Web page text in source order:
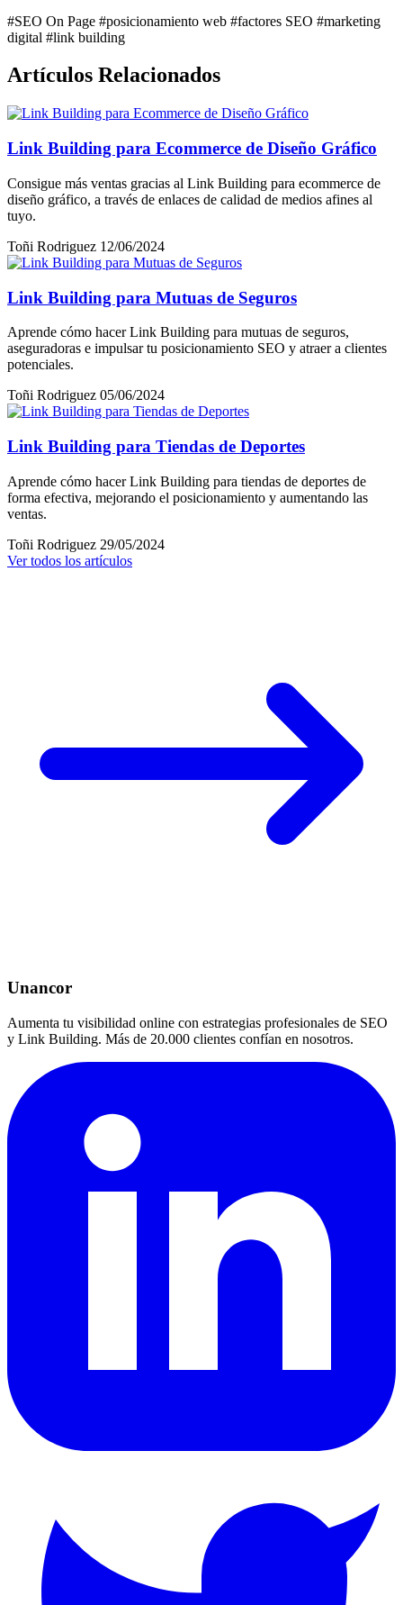
#SEO On Page #posicionamiento web #factores SEO #marketing
digital #link building
Artículos Relacionados
Link Building para Ecommerce de Diseño Gráfico
Consigue más ventas gracias al Link Building para ecommerce de
diseño gráfico, a través de enlaces de calidad de medios afines al
tuyo.
Toñi Rodriguez 12/06/2024
Link Building para Mutuas de Seguros
Aprende cómo hacer Link Building para mutuas de seguros,
aseguradoras e impulsar tu posicionamiento SEO y atraer a clientes
potenciales.
Toñi Rodriguez 05/06/2024
Link Building para Tiendas de Deportes
Aprende cómo hacer Link Building para tiendas de deportes de
forma efectiva, mejorando el posicionamiento y aumentando las
ventas.
Toñi Rodriguez 29/05/2024
Ver todos los artículos
Unancor
Aumenta tu visibilidad online con estrategias profesionales de SEO
y Link Building. Más de 20.000 clientes confían en nosotros.